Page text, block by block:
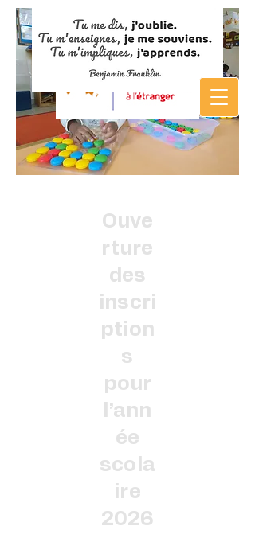
Ouve
rture
des
inscri
ption
s
pour
l’ann
ée
scola
ire
2026